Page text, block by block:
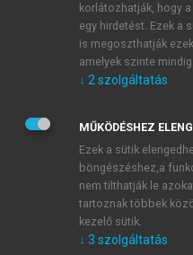
Kérek értesítést a
Kérek értesítést az
Adatkezelési
veszem és elfogadom.
Általános vásárlási
mersz.huoldalak
tudomásul veszem és
korlátozhatják, hogy
egy hirdetést. Ezek a
is megoszthatják
amelyek szinte
↓ 2 szolgáltatás
MŰKÖDÉSHEZ
Ezek a sütik
böngészéshez,a
nem tilthatják le
tartoznak többek
kezelő sütik.
↓ 3 szolgáltatás